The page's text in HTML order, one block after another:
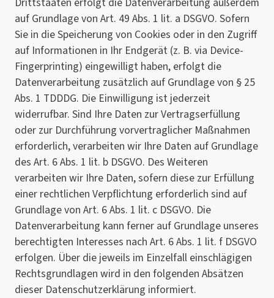
auf Grundlage von Art. 49 Abs. 1 lit. a DSGVO. Sofern
Sie in die Speicherung von Cookies oder in den Zugriff
auf Informationen in Ihr Endgerät (z. B. via Device-
Fingerprinting) eingewilligt haben, erfolgt die
Datenverarbeitung zusätzlich auf Grundlage von § 25
Abs. 1 TDDDG. Die Einwilligung ist jederzeit
widerrufbar. Sind Ihre Daten zur Vertragserfüllung
oder zur Durchführung vorvertraglicher Maßnahmen
erforderlich, verarbeiten wir Ihre Daten auf Grundlage
des Art. 6 Abs. 1 lit. b DSGVO. Des Weiteren
verarbeiten wir Ihre Daten, sofern diese zur Erfüllung
einer rechtlichen Verpflichtung erforderlich sind auf
Grundlage von Art. 6 Abs. 1 lit. c DSGVO. Die
Datenverarbeitung kann ferner auf Grundlage unseres
berechtigten Interesses nach Art. 6 Abs. 1 lit. f DSGVO
erfolgen. Über die jeweils im Einzelfall einschlägigen
Rechtsgrundlagen wird in den folgenden Absätzen
dieser Datenschutzerklärung informiert.